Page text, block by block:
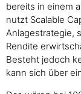
bereits in einem
nutzt Scalable
Anlagestrategie,
Rendite
Besteht jedoch
kann sich über